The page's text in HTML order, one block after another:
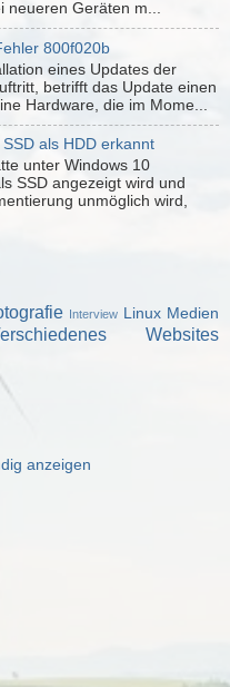
neueren Geräten m...
800f020b
eines Updates der
betrifft das Update einen
Hardware, die im Mome...
als HDD erkannt
unter Windows 10
SSD angezeigt wird und
unmöglich wird,
Interview Linux Medien
Websites
anzeigen